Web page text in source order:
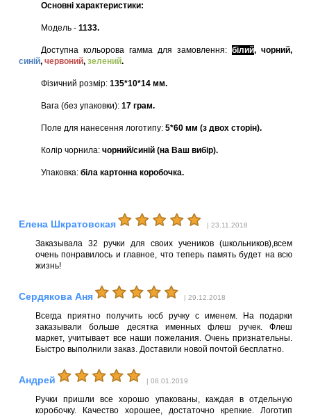
Основні характеристики:
Модель - 1133.
Доступна кольорова гамма для замовлення: білий, чорний,
синій, червоний, зелений.
Фізичний розмір: 135*10*14 мм.
Вага (без упаковки): 17 грам.
Поле для нанесення логотипу: 5*60 мм (з двох сторін).
Колір чорнила: чорний/синій (на Ваш вибір).
Упаковка: біла картонна коробочка.
Елена Шкратовская | 23.11.2018
Заказывала 32 ручки для своих учеников (школьников),всем
очень понравилось и главное, что теперь память будет на всю
жизнь!
Сердякова Аня | 29.12.2018
Всегда приятно получить юсб ручку с именем. На подарки
заказывали больше десятка именных флеш ручек. Флеш
маркет, учитывает все наши пожелания. Очень признательны.
Быстро выполнили заказ. Доставили новой почтой бесплатно.
Андрей | 08.01.2019
Ручки пришли все хорошо упакованы, каждая в отдельную
коробочку. Качество хорошее, достаточно крепкие. Логотип